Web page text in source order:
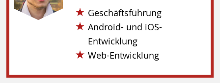
Geschäftsführung
Android- und iOS-
Entwicklung
Web-Entwicklung